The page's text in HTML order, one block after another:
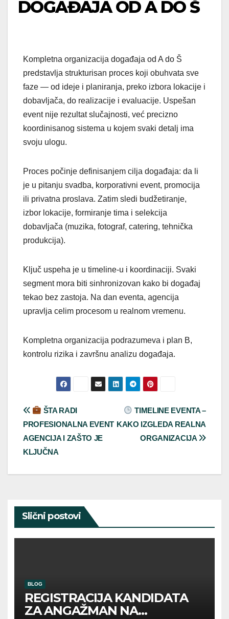
DOGAĐAJA OD A DO Š
Kompletna organizacija događaja od A do Š
predstavlja strukturisan proces koji obuhvata sve
faze — od ideje i planiranja, preko izbora lokacije i
dobavljača, do realizacije i evaluacije. Uspešan
event nije rezultat slučajnosti, već precizno
koordinisanog sistema u kojem svaki detalj ima
svoju ulogu.
Proces počinje definisanjem cilja događaja: da li
je u pitanju svadba, korporativni event, promocija
ili privatna proslava. Zatim sledi budžetiranje,
izbor lokacije, formiranje tima i selekcija
dobavljača (muzika, fotograf, catering, tehnička
produkcija).
Ključ uspeha je u timeline-u i koordinaciji. Svaki
segment mora biti sinhronizovan kako bi događaj
tekao bez zastoja. Na dan eventa, agencija
upravlja celim procesom u realnom vremenu.
Kompletna organizacija podrazumeva i plan B,
kontrolu rizika i završnu analizu događaja.
Post
navigation
TIMELINE EVENTA –
KAKO IZGLEDA REALNA
ORGANIZACIJA
ŠTA RADI
PROFESIONALNA EVENT
AGENCIJA I ZAŠTO JE
KLJUČNA
Slični postovi
BLOG
REGISTRACIJA KANDIDATA
ZA ANGAŽMAN NA